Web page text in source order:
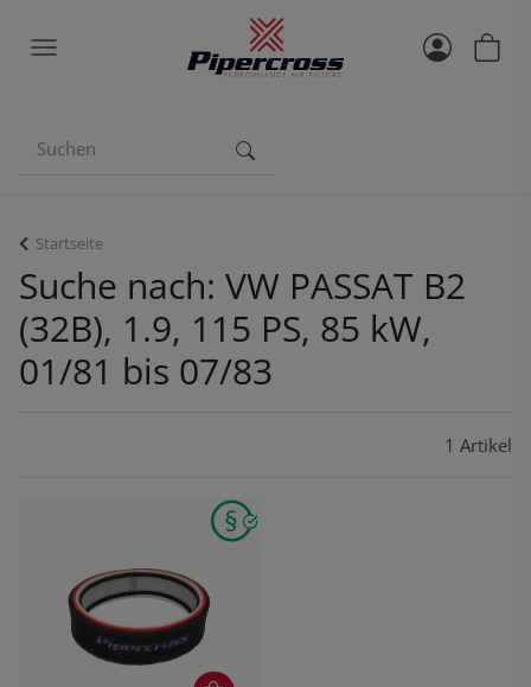
Startseite
Suche nach: VW PASSAT B2
(32B), 1.9, 115 PS, 85 kW,
01/81 bis 07/83
1 Artikel